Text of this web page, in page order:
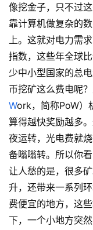
像挖金子，只不过
靠计算机做复杂的
上。这就对电力需
指数，这些年全球
少中小型国家的总
币挖矿这么费电呢
Work，简称PoW）
算得越快奖励越多
夜运转，光电费就
备嗡嗡转。所以你
让人愁的是，很多
升，还带来一系列
费便宜的地方，这
下，一个小地方突